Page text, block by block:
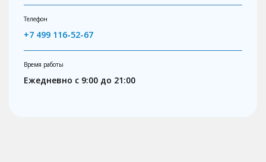
Телефон
+7 499 116-52-67
Время работы
Ежедневно с 9:00 до 21:00